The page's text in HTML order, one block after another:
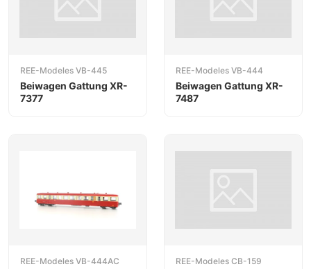
REE-Modeles VB-445
Beiwagen Gattung XR-
7377
REE-Modeles VB-444
Beiwagen Gattung XR-
7487
REE-Modeles VB-444AC REE-Modeles CB-159